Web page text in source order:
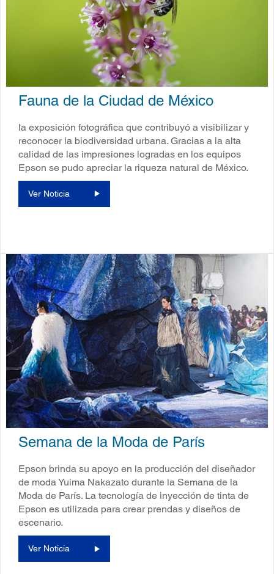
Fauna de la Ciudad de México
la exposición fotográfica que contribuyó a visibilizar y
reconocer la biodiversidad urbana. Gracias a la alta
calidad de las impresiones logradas en los equipos
Epson se pudo apreciar la riqueza natural de México.
Ver Noticia
Semana de la Moda de París
Epson brinda su apoyo en la producción del diseñador
de moda Yuima Nakazato durante la Semana de la
Moda de París. La tecnología de inyección de tinta de
Epson es utilizada para crear prendas y diseños de
escenario.
Ver Noticia